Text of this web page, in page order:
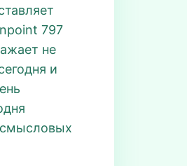
797
не
и
смысловых